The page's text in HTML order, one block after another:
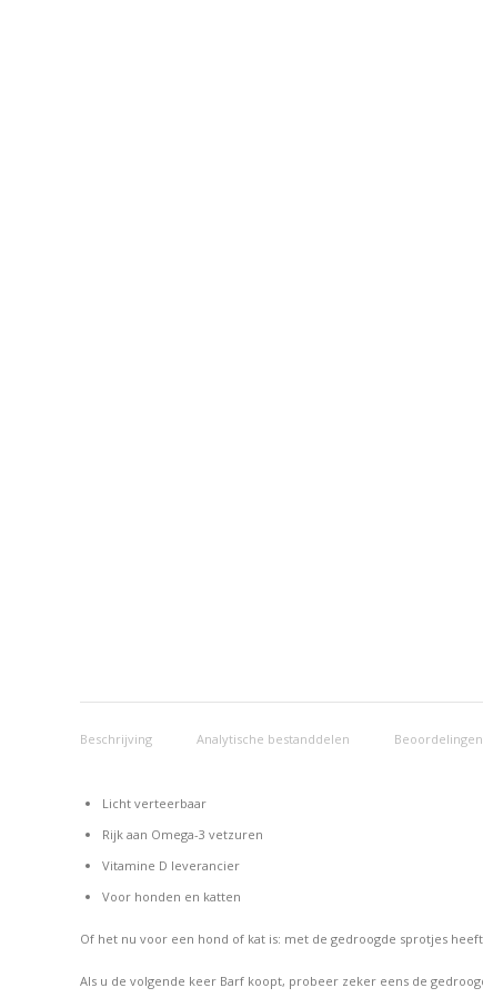
Beschrijving Analytische bestanddelen Beoordelingen
Licht verteerbaar
Rijk aan Omega-3 vetzuren
Vitamine D leverancier
Voor honden en katten
Of het nu voor een hond of kat is: met de gedroogde sprotjes
Als u de volgende keer Barf koopt, probeer zeker eens de